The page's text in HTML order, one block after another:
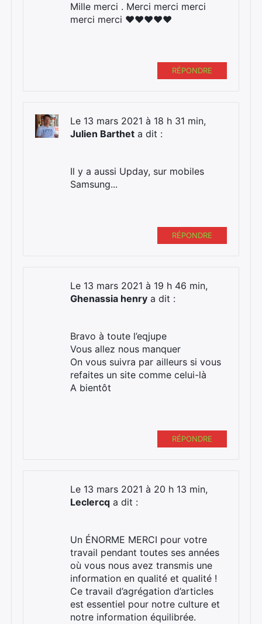
Mille merci . Merci merci merci
merci merci ♥️♥️♥️♥️♥️
RÉPONDRE
Le 13 mars 2021 à 18 h 31 min,
Julien Barthet a dit :
Il y a aussi Upday, sur mobiles
Samsung...
RÉPONDRE
Le 13 mars 2021 à 19 h 46 min,
Ghenassia henry a dit :
Bravo à toute l’eqjupe
Vous allez nous manquer
On vous suivra par ailleurs si vous
refaites un site comme celui-là
A bientôt
RÉPONDRE
Le 13 mars 2021 à 20 h 13 min,
Leclercq a dit :
Un ÉNORME MERCI pour votre
travail pendant toutes ses années
où vous nous avez transmis une
information en qualité et qualité !
Ce travail d’agrégation d’articles
est essentiel pour notre culture et
notre information équilibrée.